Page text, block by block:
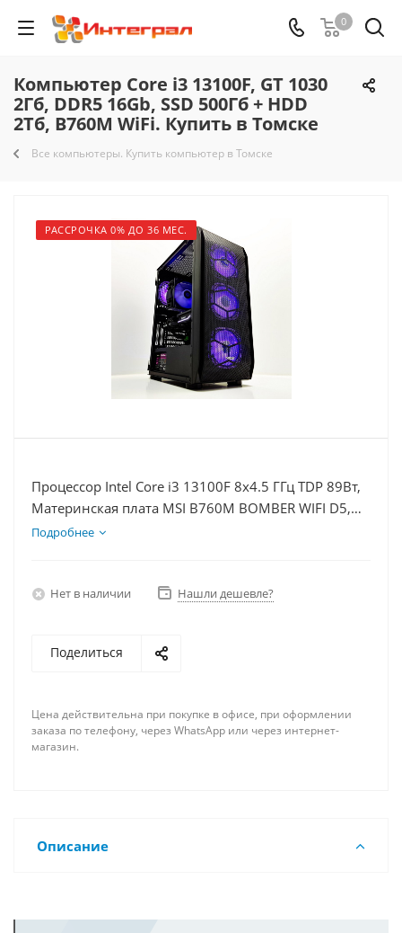
0
Компьютер Core i3 13100F, GT 1030
2Гб, DDR5 16Gb, SSD 500Гб + HDD
2Тб, B760M WiFi. Купить в Томске
Все компьютеры. Купить компьютер в Томске
РАССРОЧКА 0% ДО 36 МЕС.
Процессор Intel Core i3 13100F 8x4.5 ГГц TDP 89Вт,
Материнская плата MSI B760M BOMBER WIFI D5,
Видеокарта GT 1030 2Гб, Память DDR5 16Gb,
Подробнее
Нет в наличии Нашли дешевле?
Поделиться
Цена действительна при покупке в офисе, при оформлении
заказа по телефону, через WhatsApp или через интернет-
магазин.
Описание